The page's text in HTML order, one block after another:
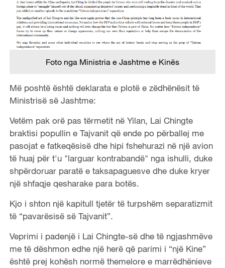
Foto nga Ministria e Jashtme e Kinës
Më poshtë është deklarata e plotë e zëdhënësit të
Ministrisë së Jashtme:
Vetëm pak orë pas tërmetit në Yilan, Lai Chingte
braktisi popullin e Tajvanit që ende po përballej me
pasojat e fatkeqësisë dhe hipi fshehurazi në një avion
të huaj për t'u "larguar kontrabandë" nga ishulli, duke
shpërdoruar paratë e taksapaguesve dhe duke kryer
një shfaqje qesharake para botës.
Kjo i shton një kapitull tjetër të turpshëm separatizmit
të “pavarësisë së Tajvanit”.
Veprimi i padenjë i Lai Chingte-së dhe të ngjashmëve
me të dëshmon edhe një herë që parimi i “një Kine”
është prej kohësh normë themelore e marrëdhënieve